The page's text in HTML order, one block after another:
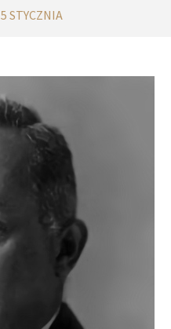
5 STYCZNIA